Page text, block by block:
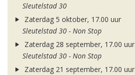
Sleutelstad 30
Zaterdag 5 oktober, 17.00 uur
Sleutelstad 30 - Non Stop
Zaterdag 28 september, 17.00 uur
Sleutelstad 30 - Non Stop
Zaterdag 21 september, 17.00 uur